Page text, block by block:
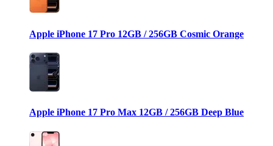
Apple iPhone 17 Pro 12GB / 256GB Cosmic Orange
Apple iPhone 17 Pro Max 12GB / 256GB Deep Blue